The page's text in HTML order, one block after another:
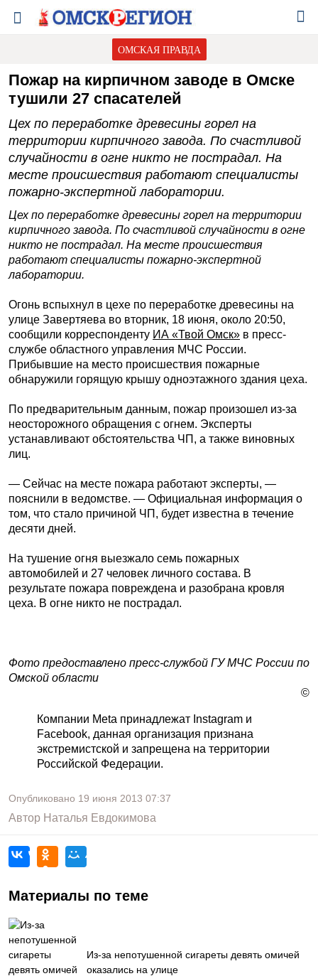
ОМСКАЯ ПРАВДА
Пожар на кирпичном заводе в Омске
тушили 27 спасателей
Цех по переработке древесины горел на
территории кирпичного завода. По счастливой
случайности в огне никто не пострадал. На
месте происшествия работают специалисты
пожарно-экспертной лаборатории.
Цех по переработке древесины горел на территории
кирпичного завода. По счастливой случайности в огне
никто не пострадал. На месте происшествия
работают специалисты пожарно-экспертной
лаборатории.
Огонь вспыхнул в цехе по переработке древесины на
улице Завертяева во вторник, 18 июня, около 20:50,
сообщили корреспонденту ИА «Твой Омск» в пресс-
службе областного управления МЧС России.
Прибывшие на место происшествия пожарные
обнаружили горящую крышу одноэтажного здания цеха.
По предварительным данным, пожар произошел из-за
неосторожного обращения с огнем. Эксперты
устанавливают обстоятельства ЧП, а также виновных
лиц.
— Сейчас на месте пожара работают эксперты, —
пояснили в ведомстве. — Официальная информация о
том, что стало причиной ЧП, будет известна в течение
десяти дней.
На тушение огня выезжало семь пожарных
автомобилей и 27 человек личного состава. В
результате пожара повреждена и разобрана кровля
цеха. В огне никто не пострадал.
Фото предоставлено пресс-службой ГУ МЧС России по
Омской области
©
Компании Meta принадлежат Instagram и
Facebook, данная организация признана
экстремистской и запрещена на территории
Российской Федерации.
Опубликовано 19 июня 2013 07:37
Автор Наталья Евдокимова
Материалы по теме
Из-за непотушенной сигареты девять омичей
оказались на улице